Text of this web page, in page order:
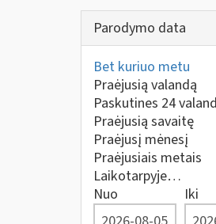
Parodymo data
Bet kuriuo metu
Praėjusią valandą
Paskutines 24
Praėjusią savaitę
Praėjusį mėnesį
Praėjusiais metais
Laikotarpyje…
Nuo
Iki